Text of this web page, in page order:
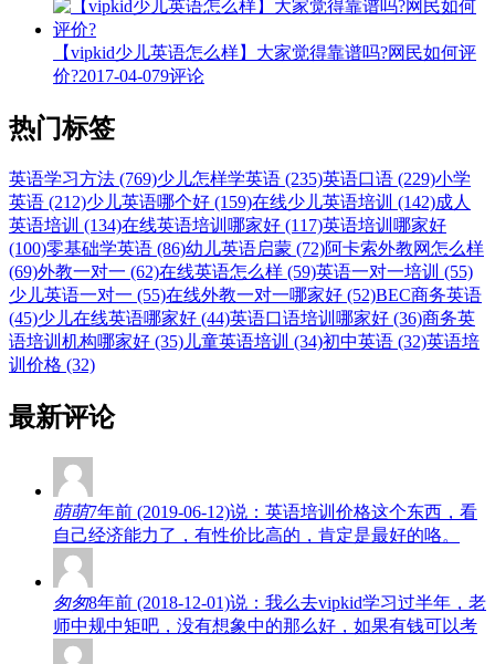
【vipkid少儿英语怎么样】大家觉得靠谱吗?网民如何评
价?2017-04-079评论
热门标签
英语学习方法 (769)少儿怎样学英语 (235)英语口语 (229)小学
英语 (212)少儿英语哪个好 (159)在线少儿英语培训 (142)成人
英语培训 (134)在线英语培训哪家好 (117)英语培训哪家好
(100)零基础学英语 (86)幼儿英语启蒙 (72)阿卡索外教网怎么样
(69)外教一对一 (62)在线英语怎么样 (59)英语一对一培训 (55)
少儿英语一对一 (55)在线外教一对一哪家好 (52)BEC商务英语
(45)少儿在线英语哪家好 (44)英语口语培训哪家好 (36)商务英
语培训机构哪家好 (35) 儿童英语培训 (34)初中英语 (32)英语培
训价格 (32)
最新评论
萌萌7年前 (2019-06-12)说：英语培训价格这个东西，看
自己经济能力了，有性价比高的，肯定是最好的咯。
匆匆8年前 (2018-12-01)说：我么去vipkid学习过半年，老
师中规中矩吧，没有想象中的那么好，如果有钱可以考